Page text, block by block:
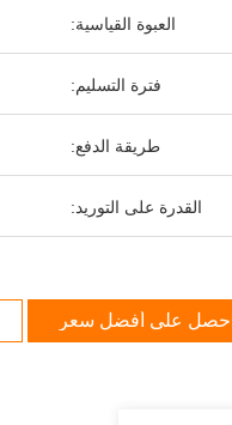
العبوة القياسية:
فترة التسليم:
طريقة الدفع:
القدرة على التوريد:
احصل على أفضل سعر